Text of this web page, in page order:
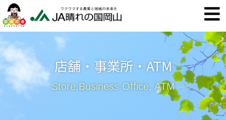
店舗・事業所・ATM
Store,Business Office, ATM